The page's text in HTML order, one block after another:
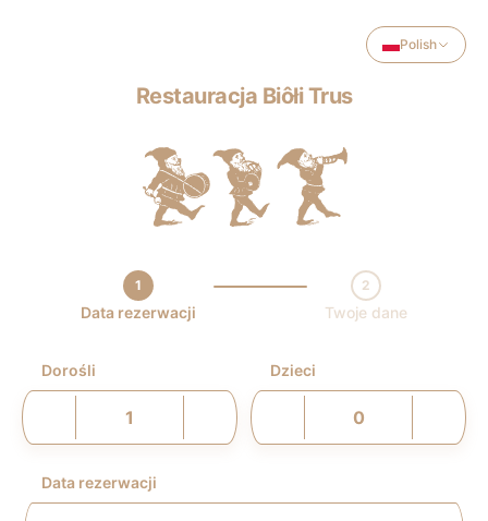
Polish
Restauracja Biôłi Trus
1
Data rezerwacji
2
Twoje dane
Dorośli Dzieci
Data rezerwacji